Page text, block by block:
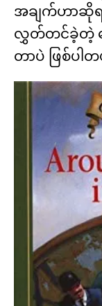
အချက်ဟာဆို
လွှတ်တင်ခဲ့တဲ့ န
တာပဲ ဖြစ်ပါတ